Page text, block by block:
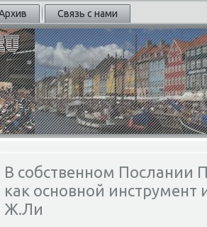
Связь с нами
В собственном Послании
как основной
Ж.Ли